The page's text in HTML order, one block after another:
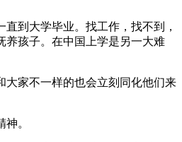
到大学毕业。找工作，找不到，
养孩子。在中国上学是另一大难
大家不一样的也会立刻同化他们来
。